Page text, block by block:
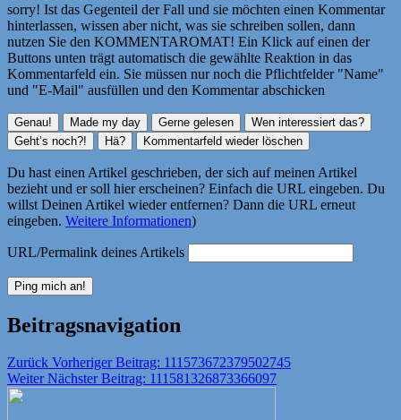
sorry! Ist das Gegenteil der Fall und sie möchten einen Kommentar
hinterlassen, wissen aber nicht, was sie schreiben sollen, dann
nutzen Sie den KOMMENTAROMAT! Ein Klick auf einen der
Buttons unten trägt automatisch die gewählte Reaktion in das
Kommentarfeld ein. Sie müssen nur noch die Pflichtfelder "Name"
und "E-Mail" ausfüllen und den Kommentar abschicken
Du hast einen Artikel geschrieben, der sich auf meinen Artikel
bezieht und er soll hier erscheinen? Einfach die URL eingeben. Du
willst Deinen Artikel wieder entfernen? Dann die URL erneut
eingeben. Weitere Informationen)
URL/Permalink deines Artikels
Beitragsnavigation
Zurück Vorheriger Beitrag: 111573672379502745
Weiter Nächster Beitrag: 111581326873366097